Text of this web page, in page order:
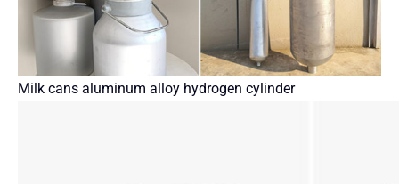
Milk cans aluminum alloy hydrogen cylinder